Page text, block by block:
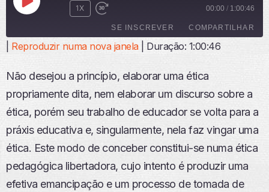
R
E
U
Z
R
E
I
S
Ó
D
1X 00:00 / 1:00:46
SE INSCREVER COMPARTILHAR
FEED RSS
INCORPO
RAR
Reproduzir numa nova janela| Duração: 1:00:46
Não desejou a princípio, elaborar uma ética
propriamente dita, nem elaborar um discurso sobre a
ética, porém seu trabalho de educador se volta para a
práxis educativa e, singularmente, nela faz vingar uma
ética. Este modo de conceber constitui-se numa ética
pedagógica libertadora, cujo intento é produzir uma
efetiva emancipação e um processo de tomada de